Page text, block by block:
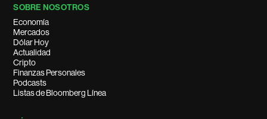
SOBRE NOSOTROS
Economía
Mercados
Dólar Hoy
Actualidad
Cripto
Finanzas Personales
Podcasts
Listas de Bloomberg Línea